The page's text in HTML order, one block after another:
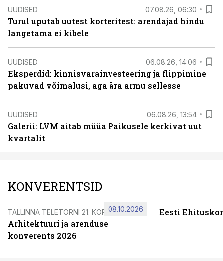
UUDISED 07.08.26, 06:30
Turul uputab uutest korteritest: arendajad hindu
langetama ei kibele
UUDISED 06.08.26, 14:06
Eksperdid: kinnisvarainvesteering ja flippimine
pakuvad võimalusi, aga ära armu sellesse
UUDISED 06.08.26, 13:54
Galerii: LVM aitab müüa Paikusele kerkivat uut
kvartalit
KONVERENTSID
TALLINNA TELETORNI 21. KORRUSEL
Arhitektuuri ja arenduse
konverents 2026
08.10.2026 Eesti